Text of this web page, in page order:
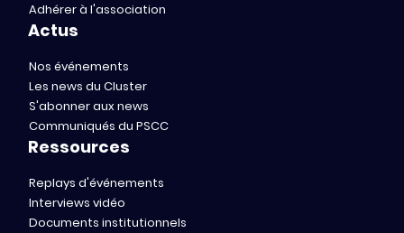
Adhérer à l'association
Actus
Nos événements
Les news du Cluster
S'abonner aux news
Communiqués du PSCC
Ressources
Replays d'événements
Interviews vidéo
Documents institutionnels